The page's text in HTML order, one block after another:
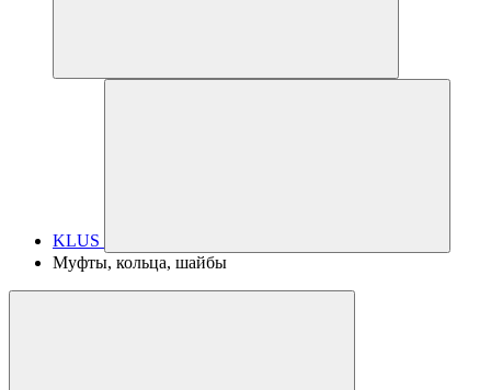
KLUS
Муфты, кольца, шайбы